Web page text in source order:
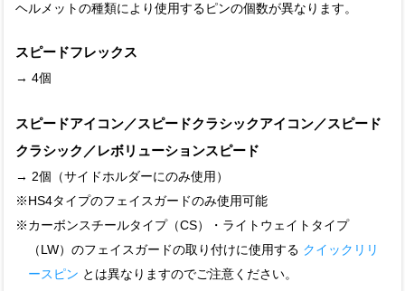
ヘルメットの種類により使用するピンの個数が異なります。
スピードフレックス
→ 4個
スピードアイコン／スピードクラシックアイコン／スピード
クラシック／レボリューションスピード
→ 2個（サイドホルダーにのみ使用）
※HS4タイプのフェイスガードのみ使用可能
※カーボンスチールタイプ（CS）・ライトウェイトタイプ
（LW）のフェイスガードの取り付けに使用する クイックリリ
ースピン とは異なりますのでご注意ください。